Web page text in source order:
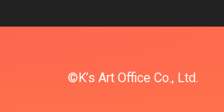
©K’s Art Office Co., Ltd.